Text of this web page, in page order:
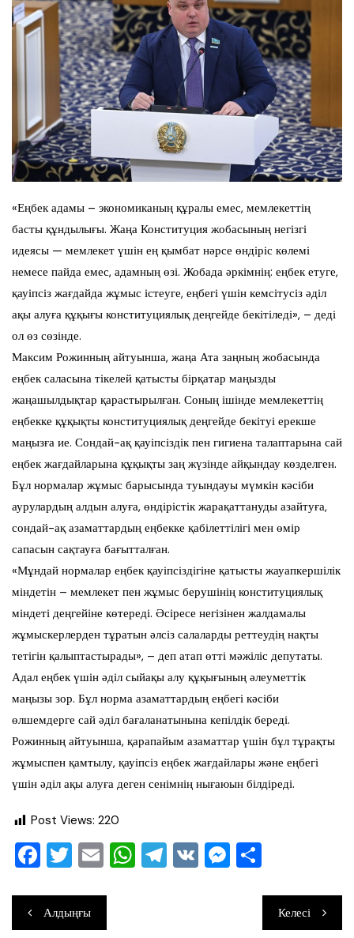
«Еңбек адамы – экономиканың құралы емес, мемлекеттің
басты құндылығы. Жаңа Конституция жобасының негізгі
идеясы — мемлекет үшін ең қымбат нәрсе өндіріс көлемі
немесе пайда емес, адамның өзі. Жобада әркімнің: еңбек етуге,
қауіпсіз жағдайда жұмыс істеуге, еңбегі үшін кемсітусіз әділ
ақы алуға құқығы конституциялық деңгейде бекітіледі», – деді
ол өз сөзінде.
Максим Рожинның айтуынша, жаңа Ата заңның жобасында
еңбек саласына тікелей қатысты бірқатар маңызды
жаңашылдықтар қарастырылған. Соның ішінде мемлекеттің
еңбекке құқықты конституциялық деңгейде бекітуі ерекше
маңызға ие. Сондай-ақ қауіпсіздік пен гигиена талаптарына сай
еңбек жағдайларына құқықты заң жүзінде айқындау көзделген.
Бұл нормалар жұмыс барысында туындауы мүмкін кәсіби
аурулардың алдын алуға, өндірістік жарақаттануды азайтуға,
сондай-ақ азаматтардың еңбекке қабілеттілігі мен өмір
сапасын сақтауға бағытталған.
«Мұндай нормалар еңбек қауіпсіздігіне қатысты жауапкершілік
міндетін – мемлекет пен жұмыс берушінің конституциялық
міндеті деңгейіне көтереді. Әсіресе негізінен жалдамалы
жұмыскерлерден тұратын әлсіз салаларды реттеудің нақты
тетігін қалыптастырады», – деп атап өтті мәжіліс депутаты.
Адал еңбек үшін әділ сыйақы алу құқығының әлеуметтік
маңызы зор. Бұл норма азаматтардың еңбегі кәсіби
өлшемдерге сай әділ бағаланатынына кепілдік береді.
Рожинның айтуынша, қарапайым азаматтар үшін бұл тұрақты
жұмыспен қамтылу, қауіпсіз еңбек жағдайлары және еңбегі
үшін әділ ақы алуға деген сенімнің нығаюын білдіреді.
Post Views: 220
F
c
e
T
tt
er
E
ai
l
W T V M
ра
ви
Навигация
Алдыңғы Келесі